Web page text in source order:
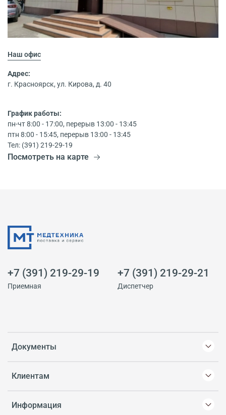
Наш офис
Адрес:
г. Красноярск, ул. Кирова, д. 40
График работы:
пн-чт 8:00 - 17:00, перерыв 13:00 - 13:45
птн 8:00 - 15:45, перерыв 13:00 - 13:45
Тел: (391) 219-29-19
Посмотреть на карте
Документы
Клиентам
Информация
+7 (391) 219-29-19
Приемная
+7 (391) 219-29-21
Диспетчер